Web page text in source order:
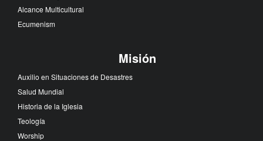
Alcance Multicultural
Ecumenism
Misión
Auxilio en Situaciones de Desastres
Salud Mundial
Historia de la Iglesia
Teología
Worship